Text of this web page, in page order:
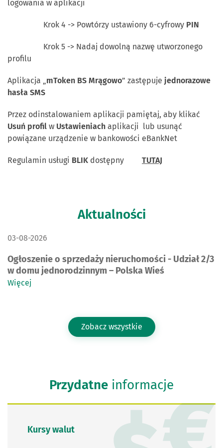
logowania w aplikacji
Krok 4 -> Powtórzy ustawiony 6-cyfrowy PIN
Krok 5 -> Nadaj dowolną nazwę utworzonego
profilu
Aplikacja „mToken BS Mrągowo” zastępuje jednorazowe
hasła SMS
Przez odinstalowaniem aplikacji pamiętaj, aby klikać
Usuń profil w Ustawieniach aplikacji lub usunąć
powiązane urządzenie w bankowości eBankNet
Regulamin usługi BLIK dostępny TUTAJ
Aktualności
DATA PUBLIKACJI:
03-08-2026
Ogłoszenie o sprzedaży nieruchomości - Udział 2/3
w domu jednorodzinnym – Polska Wieś
Więcej
Zobacz wszystkie
Przydatne informacje
Kursy walut